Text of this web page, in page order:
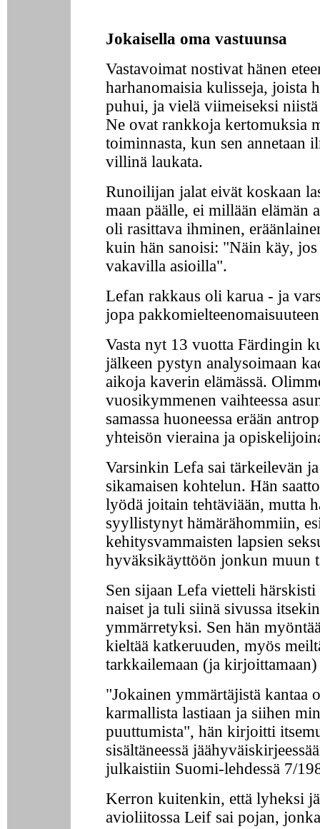
Jokaisella oma vastuunsa
Vastavoimat nostivat hänen
harhanomaisia kulisseja, joista
puhui, ja vielä viimeiseksi
Ne ovat rankkoja kertomuksia
toiminnasta, kun sen annetaan
villinä laukata.
Runoilijan jalat eivät koskaan
maan päälle, ei millään elämän
oli rasittava ihminen,
kuin hän sanoisi: "Näin käy,
vakavilla asioilla".
Lefan rakkaus oli karua - ja
jopa
Vasta nyt 13 vuotta Färdingin
jälkeen pystyn analysoimaan
aikoja kaverin elämässä.
vuosikymmenen vaihteessa
samassa huoneessa erään
yhteisön vieraina ja
Varsinkin Lefa sai tärkeilevän ja
sikamaisen kohtelun. Hän
lyödä joitain tehtäviään, mutta
syyllistynyt hämärähommiin,
kehitysvammaisten lapsien
hyväksikäyttöön jonkun muun
Sen sijaan Lefa vietteli härskisti
naiset ja tuli siinä sivussa
ymmärretyksi. Sen hän
kieltää katkeruuden, myös
tarkkailemaan (ja kirjoittamaan)
"Jokainen ymmärtäjistä kantaa
karmallista lastiaan ja siihen
puuttumista", hän kirjoitti
sisältäneessä
julkaistiin Suomi-lehdessä 7/
Kerron kuitenkin, että lyheksi
avioliitossa Leif sai pojan,